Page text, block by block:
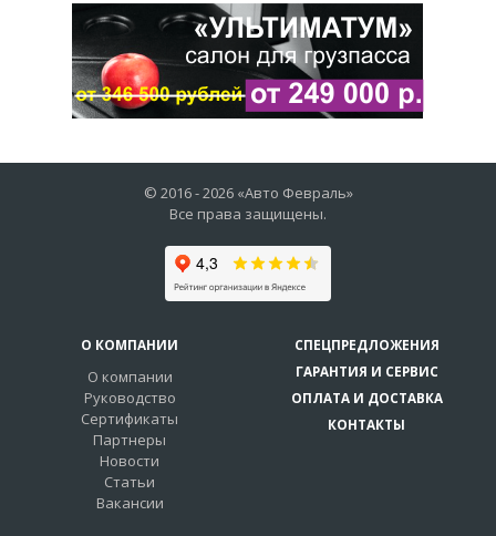
© 2016 -2026 «Авто Февраль»
Все права защищены.
О КОМПАНИИ
О компании
Руководство
Сертификаты
Партнеры
Новости
Статьи
Вакансии
СПЕЦПРЕДЛОЖЕНИЯ
ГАРАНТИЯ И СЕРВИС
ОПЛАТА И ДОСТАВКА
КОНТАКТЫ